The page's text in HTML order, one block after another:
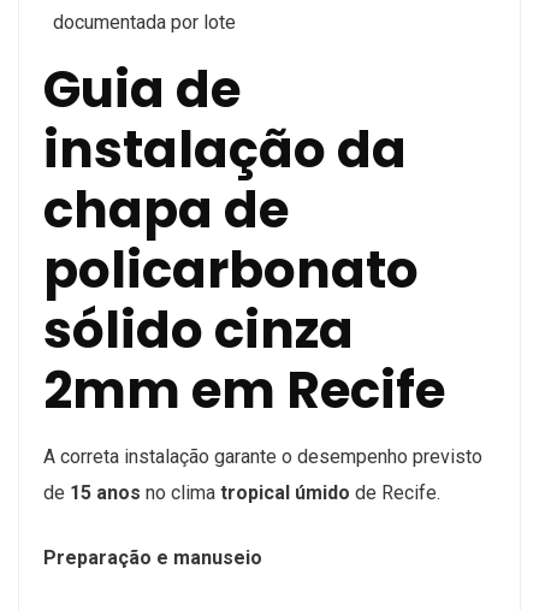
documentada por lote
Guia de
instalação da
chapa de
policarbonato
sólido cinza
2mm em Recife
A correta instalação garante o desempenho previsto
de 15 anos no clima tropical úmido de Recife.
Preparação e manuseio